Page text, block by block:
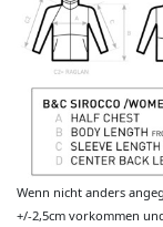
Wenn nicht anders
+/-2,5cm vorkommen